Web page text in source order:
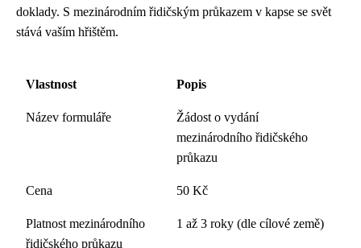
doklady. S mezinárodním řidičským průkazem v kapse se svět
stává vaším hřištěm.
Vlastnost Popis
Název formuláře
Žádost o vydání
mezinárodního řidičského
průkazu
Cena 50 Kč
Platnost mezinárodního
řidičského průkazu
1 až 3 roky (dle cílové země)